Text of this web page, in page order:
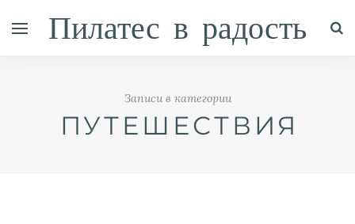
Пилатес в радость
Записи в категории
ПУТЕШЕСТВИЯ